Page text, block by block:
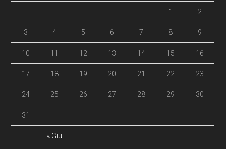
« Giu
1 2
3 4 5 6 7 8 9
10 11 12 13 14 15 16
17 18 19 20 21 22 23
24 25 26 27 28 29 30
31